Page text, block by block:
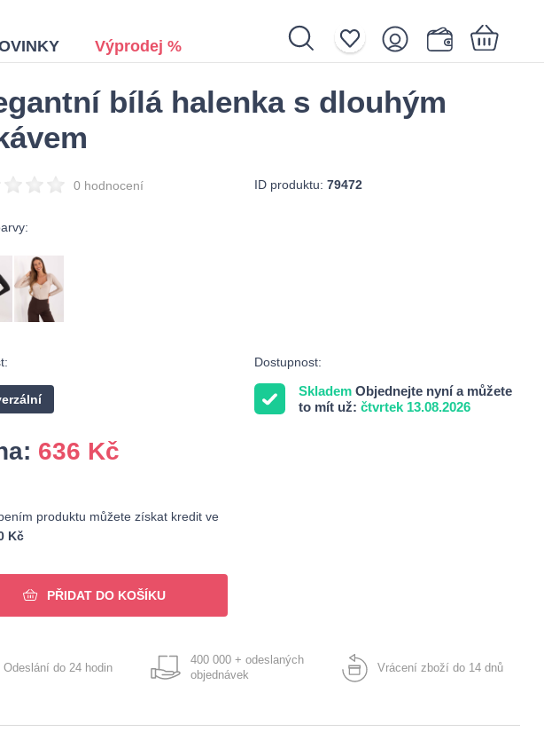
Výprodej %
Nákupní košík je prázdný.
bílá halenka s dlouhým
0 hodnocení ID produktu: 79472
Dostupnost:
Skladem Objednejte nyní a můžete
to mít už: čtvrtek 13.08.2026
636 Kč
produktu můžete získat kredit ve
Kč
PŘIDAT DO KOŠÍKU
Odeslání do 24 hodin
400 000 + odeslaných
objednávek
Vrácení zboží do 14 dnů